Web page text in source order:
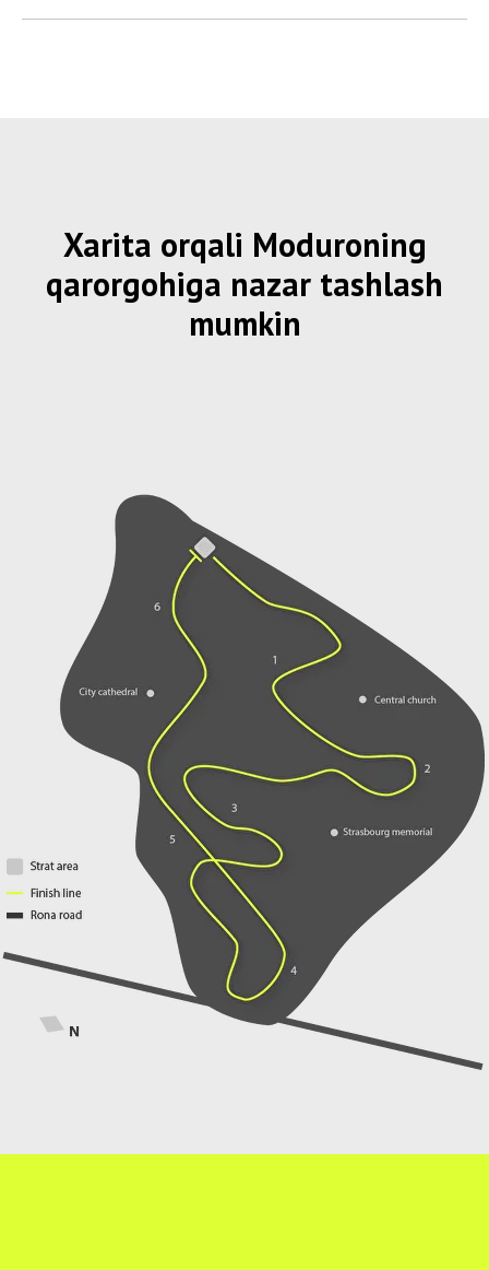
Xarita orqali Moduroning
qarorgohiga nazar tashlash
mumkin